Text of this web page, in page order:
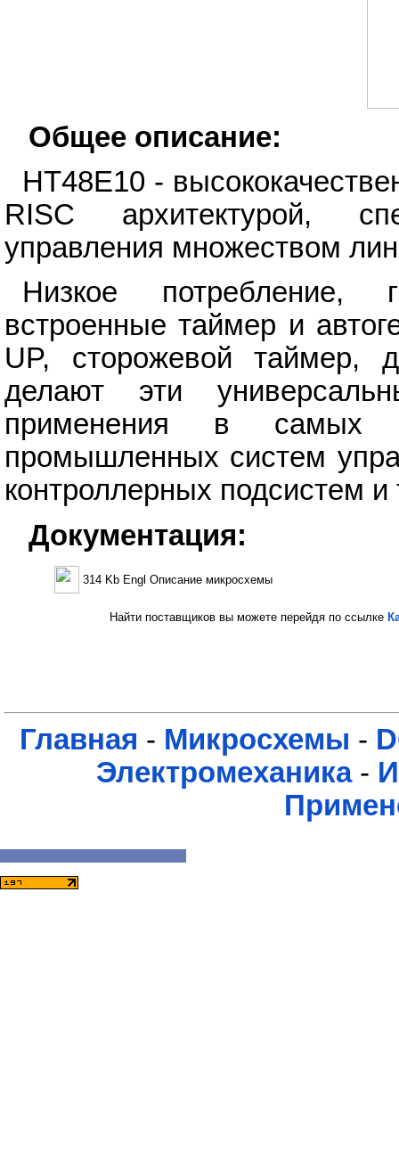
Общее описание:
HT48E10 -
RISC архитектурой,
управления множеством
Низкое потребление,
встроенные таймер и
UP, сторожевой таймер,
делают эти
применения в самых
промышленных систем
контроллерных подсистем и
Документация:
314 Kb Engl Описание микросхемы
Найти поставщиков вы можете перейдя по ссылке
Главная - Микросхемы -
Электромеханика-